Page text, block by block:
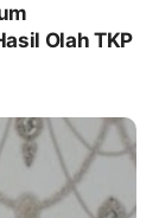
Olah TKP